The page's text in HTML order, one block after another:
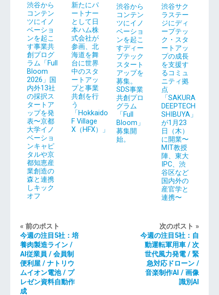
渋谷から
コンテン
ツにイノ
ベーショ
ンを起こ
す事業共
創プログ
ラム「Full
Bloom
2026」国
内外13社
の採択ス
タートア
ップを発
表〜京都
大学イノ
ベーショ
ンキャピ
タルや京
都知恵産
業創造の
森と連携
しキック
オフ
新たにパ
ートナー
として日
本ハム株
式会社が
参画、北
海道を舞
台に世界
中のスタ
ートアッ
プと事業
共創を行
う
「Hokkaido
F Village
X（HFX）」
渋谷から
コンテン
ツにイノ
ベーショ
ンを起こ
すディー
プテック
スタート
アップを
募集。
SDS事業
共創プロ
グラム
「Full
Bloom」
募集開
始。
渋谷サク
ラステー
ジにディ
ープテッ
ク・スタ
ートアッ
プの成長
を支援す
るコミュ
ニティ拠
点
「SAKURA
DEEPTECH
SHIBUYA」
が1月23
日（木）
に開業〜
MIT教授
陣、東大
IPC、渋
谷区など
国内外の
産官学と
連携〜
« 前のポスト
今週の注目5社：培
養肉製造ライン /
AI従業員 / 会員制
便利屋 / ナトリウ
ムイオン電池 / プ
レゼン資料自動作
成
次のポスト »
今週の注目5社：自
動運転軍用車 / 次
世代風力発電 / 緊
急対応ドローン /
音楽制作AI / 画像
識別AI